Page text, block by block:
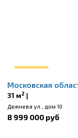
Московская
31 м2 |
Дежнева ул., дом 10
8 999 000 руб